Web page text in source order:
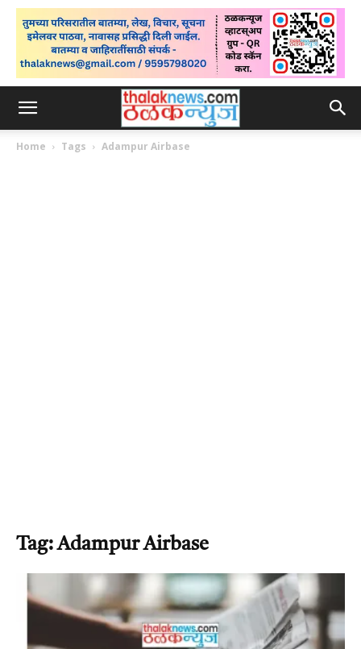
Home Tags Adampur Airbase
Tag: Adampur Airbase